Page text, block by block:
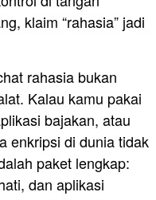
klaim “rahasia” jadi
rahasia bukan
Kalau kamu pakai
bajakan, atau
enkripsi di dunia tidak
paket lengkap:
dan aplikasi